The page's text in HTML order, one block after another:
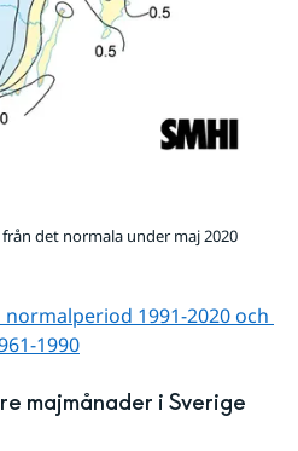
det normala under maj 2020
1991-2020 och
1990
majmånader i Sverige